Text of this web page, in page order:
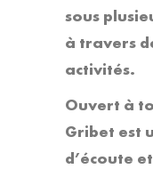
sous
à travers
activités.
Ouvert à
Gribet est
d’écoute